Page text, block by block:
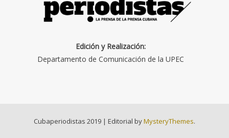
Edición y Realización:
Departamento de Comunicación de la UPEC
Cubaperiodistas 2019 | Editorial byMysteryThemes.